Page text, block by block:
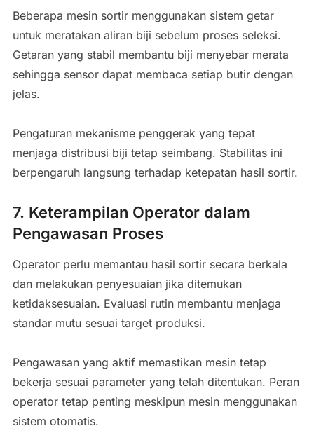
Beberapa mesin sortir menggunakan sistem getar
untuk meratakan aliran biji sebelum proses seleksi.
Getaran yang stabil membantu biji menyebar merata
sehingga sensor dapat membaca setiap butir dengan
jelas.
Pengaturan mekanisme penggerak yang tepat
menjaga distribusi biji tetap seimbang. Stabilitas ini
berpengaruh langsung terhadap ketepatan hasil sortir.
7. Keterampilan Operator dalam
Pengawasan Proses
Operator perlu memantau hasil sortir secara berkala
dan melakukan penyesuaian jika ditemukan
ketidaksesuaian. Evaluasi rutin membantu menjaga
standar mutu sesuai target produksi.
Pengawasan yang aktif memastikan mesin tetap
bekerja sesuai parameter yang telah ditentukan. Peran
operator tetap penting meskipun mesin menggunakan
sistem otomatis.